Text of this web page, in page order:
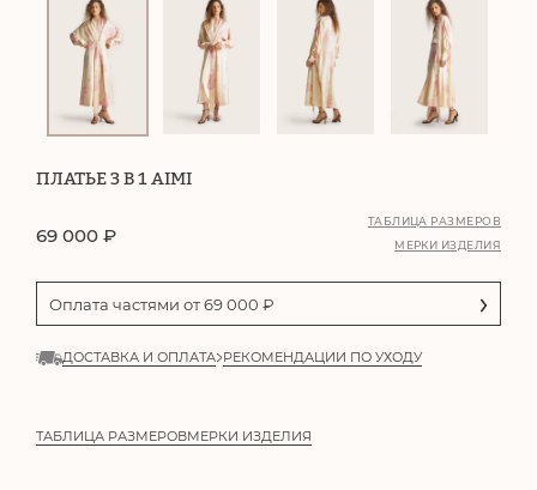
ПЛАТЬЕ 3 В 1 AIMI
69 000 ₽
ТАБЛИЦА РАЗМЕРОВ
МЕРКИ ИЗДЕЛИЯ
Оплата частями от69 000 ₽
ДОСТАВКА И ОПЛАТА РЕКОМЕНДАЦИИ ПО УХОДУ
ТАБЛИЦА РАЗМЕРОВМЕРКИ ИЗДЕЛИЯ